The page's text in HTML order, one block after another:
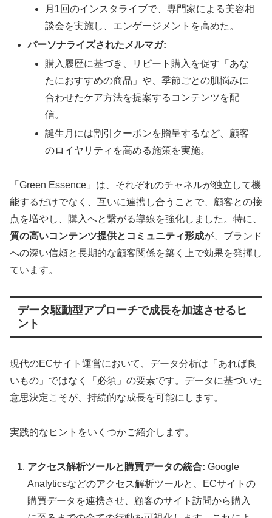
月1回のインスタライブで、専門家による美容相
談会を実施し、エンゲージメントを高めた。
パーソナライズされたメルマガ:
購入履歴に基づき、リピート購入を促す「あな
たにおすすめの商品」や、季節ごとの肌悩みに
合わせたケア方法を提案するコンテンツを配
信。
誕生月には割引クーポンを贈呈するなど、顧客
のロイヤリティを高める施策を実施。
「Green Essence」は、それぞれのチャネルが独立して機
能するだけでなく、互いに連携し合うことで、顧客との接
点を増やし、購入へと繋がる導線を強化しました。特に、
質の高いコンテンツ提供とコミュニティ形成が、ブランド
への深い信頼と長期的な顧客関係を築く上で効果を発揮し
ています。
データ駆動型アプローチで成長を加速させるヒ
ント
現代のECサイト運営において、データ分析は「あれば良
いもの」ではなく「必須」の要素です。データに基づいた
意思決定こそが、持続的な成長を可能にします。
実践的なヒントをいくつかご紹介します。
アクセス解析ツールと購買データの統合: Google
Analyticsなどのアクセス解析ツールと、ECサイトの
購買データを連携させ、顧客のサイト訪問から購入